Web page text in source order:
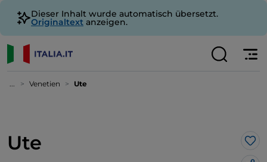
Dieser Inhalt wurde automatisch übersetzt.
Originaltext anzeigen.
... Venetien Ute
Ute